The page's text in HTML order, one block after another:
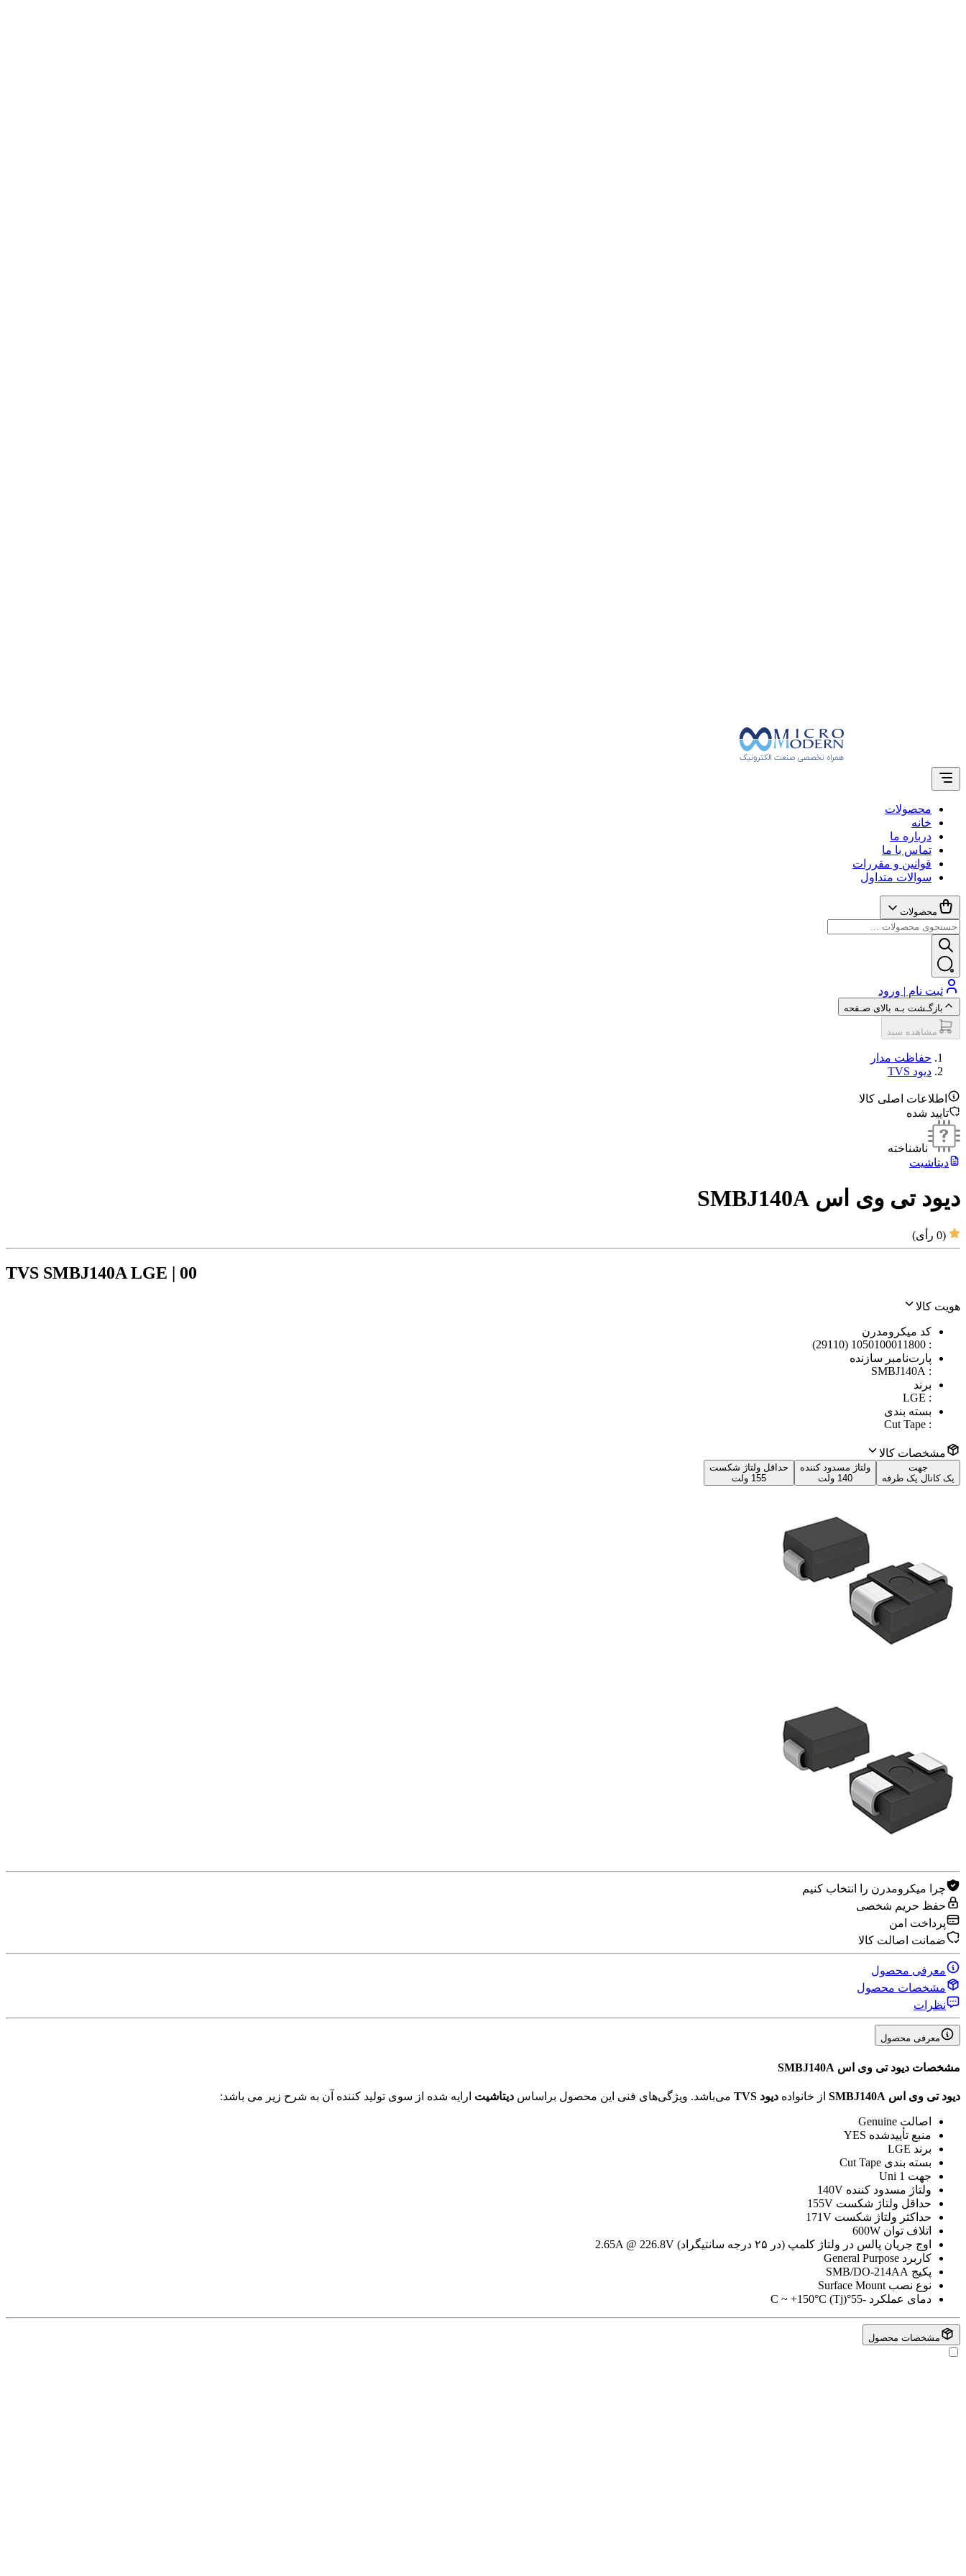
محصولات
خانه
درباره ما
تماس با ما
قوانین و مقررات
سوالات متداول
محصولات
ثبت نام | ورود
بازگـشت بـه بالای صـفحه
مشاهده سبد
حفاظت مدار
دیود TVS
اطلاعات اصلی کالا
تایید شده
ناشناخته
دیتاشیت
دیود تی وی اس SMBJ140A
(
0 رأی)
TVS SMBJ140A LGE | 00
هویت کالا
کد میکرومدرن
:
1050100011800 (29110)
پارت‌نامبر سازنده
:
SMBJ140A
برند
:
LGE
بسته بندی
:
Cut Tape
مشخصات کالا
جهت
یک کانال یک طرفه
ولتاژ مسدود کننده
140 ولت
حداقل ولتاژ شکست
155 ولت
چرا میکرومدرن را انتخاب کنیم
حفظ حریم شخصی
پرداخت امن
ضمانت اصالت کالا
معرفی محصول
مشخصات محصول
نظرات
معرفی محصول
مشخصات دیود تی وی اس SMBJ140A
دیود تی وی اس SMBJ140A از خانواده دیود TVS می‌باشد. ویژگی‌های فنی این محصول براساس دیتاشیت ارایه شده از سوی تولید کننده آن به شرح زیر می باشد:
اصالت Genuine
منبع تأیید‌شده YES
برند LGE
بسته بندی Cut Tape
جهت 1 Uni
ولتاژ مسدود کننده 140V
حداقل ولتاژ شکست 155V
حداکثر ولتاژ شکست 171V
اتلاف توان 600W
اوج جریان پالس در ولتاژ کلمپ (در ۲۵ درجه سانتیگراد)
2.65A @ 226.8V
کاربرد General Purpose
پکیج SMB/DO-214AA
نوع نصب Surface Mount
دمای عملکرد -55°C ~ +150°C (Tj)
مشخصات محصول